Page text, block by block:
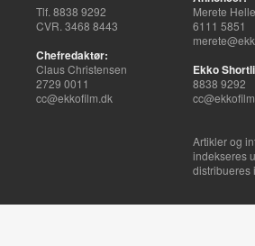
Tlf. 8838 9292
CVR. 3468 8443
Chefredaktør:
Claus Christensen
2729 0011
cc@ekkofilm.dk
Merete
6111 5851
Ekko
8838 9292
Artikler og
indekseres
distribueres